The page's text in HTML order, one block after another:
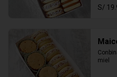
S/
miel